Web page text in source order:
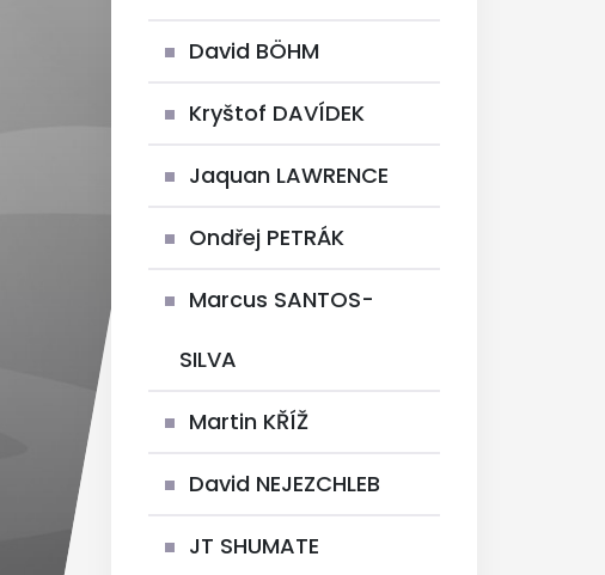
David BÖHM
Kryštof DAVÍDEK
Jaquan LAWRENCE
Ondřej PETRÁK
Marcus SANTOS-
SILVA
Martin KŘÍŽ
David NEJEZCHLEB
JT SHUMATE